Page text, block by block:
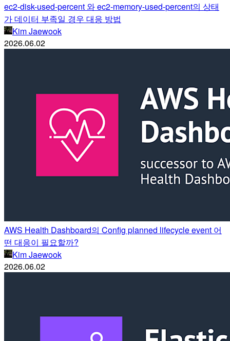
ec2-disk-used-percent 와 ec2-memory-used-percent의 상태
가 데이터 부족일 경우 대응 방법
Kim Jaewook
2026.06.02
AWS Health Dashboard의 Config planned lifecycle event 어
떤 대응이 필요할까?
Kim Jaewook
2026.06.02